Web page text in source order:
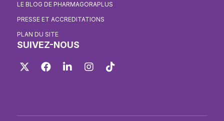
LE BLOG DE PHARMAGORAPLUS
PRESSE ET ACCREDITATIONS
PLAN DU SITE
SUIVEZ-NOUS
Twitter FacebookLinkedIn Instagram